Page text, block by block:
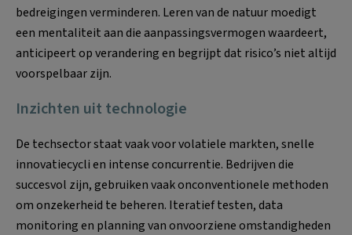
bedreigingen verminderen. Leren van de natuur moedigt
een mentaliteit aan die aanpassingsvermogen waardeert,
anticipeert op verandering en begrijpt dat risico’s niet altijd
voorspelbaar zijn.
Inzichten uit technologie
De techsector staat vaak voor volatiele markten, snelle
innovatiecycli en intense concurrentie. Bedrijven die
succesvol zijn, gebruiken vaak onconventionele methoden
om onzekerheid te beheren. Iteratief testen, data
monitoring en planning van onvoorziene omstandigheden